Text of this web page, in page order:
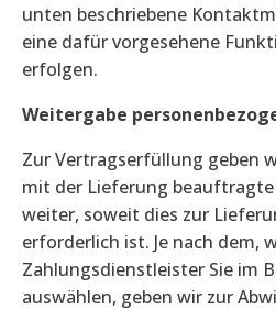
unten beschriebene
eine dafür vorgesehene
erfolgen.
Weitergabe
Zur Vertragserfüllung geben
mit der Lieferung
weiter, soweit dies zur
erforderlich ist. Je nach dem,
Zahlungsdienstleister Sie im
auswählen, geben wir zur